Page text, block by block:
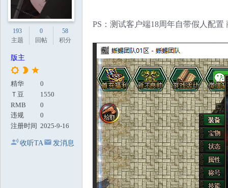
193
主题
0
回帖
58
积分
版主
精华
0
Ｔ豆
1550
RMB
0
违规
0
注册时间 2025-9-16
收听TA 发消息
PS：测试客户端18周年自带假人配